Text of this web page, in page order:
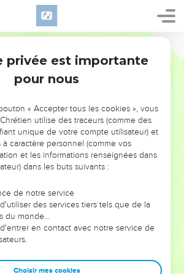
PAS L’ÉVÉNEMENT
DE L’ANNÉE !
POUVAIENT VOUS ÉVITER LES
VOTRES ?
Mais on voit moins les doutes, les erreurs
qu'ils ont traversés, alors même que ce
elles qui les ont façonnés.
leaders, entrepreneurs, et responsables
plus de sagesse afin que leurs erreurs
privée est importante
pour nous
« Accepter tous les cookies », vous
utilise des traceurs (comme des
unique de votre compte utilisateur) et
caractère personnel (comme vos
et les informations renseignées dans
dans les buts suivants :
de notre service
des services tiers tels que de la
du monde…
en contact avec notre service de
Choisir mes cookies